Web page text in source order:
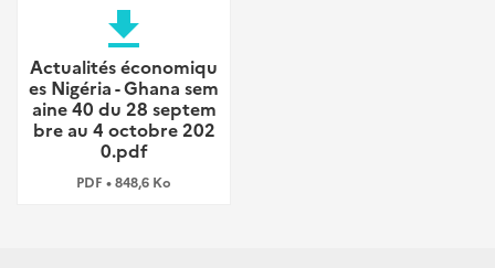
file_download
Actualités économiqu
es Nigéria - Ghana sem
aine 40 du 28 septem
bre au 4 octobre 202
0.pdf
PDF • 848,6 Ko